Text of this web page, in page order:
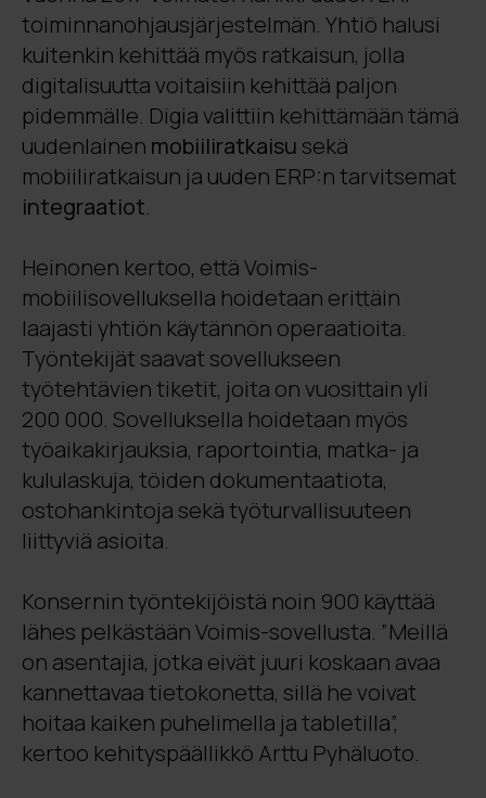
toiminnanohjausjärjestelmän. Yhtiö halusi
kuitenkin kehittää myös ratkaisun, jolla
digitalisuutta voitaisiin kehittää paljon
pidemmälle. Digia valittiin kehittämään tämä
uudenlainen mobiiliratkaisu sekä
mobiiliratkaisun ja uuden ERP:n tarvitsemat
integraatiot.
Heinonen kertoo, että Voimis-
mobiilisovelluksella hoidetaan erittäin
laajasti yhtiön käytännön operaatioita.
Työntekijät saavat sovellukseen
työtehtävien tiketit, joita on vuosittain yli
200 000. Sovelluksella hoidetaan myös
työaikakirjauksia, raportointia, matka- ja
kululaskuja, töiden dokumentaatiota,
ostohankintoja sekä työturvallisuuteen
liittyviä asioita.
Konsernin työntekijöistä noin 900 käyttää
lähes pelkästään Voimis-sovellusta. ”Meillä
on asentajia, jotka eivät juuri koskaan avaa
kannettavaa tietokonetta, sillä he voivat
hoitaa kaiken puhelimella ja tabletilla”,
kertoo kehityspäällikkö Arttu Pyhäluoto.